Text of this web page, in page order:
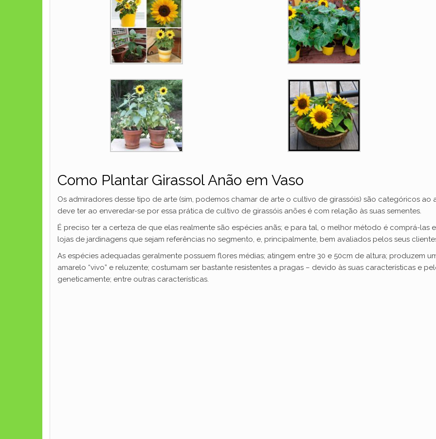
Como Plantar Girassol Anão em Vaso
Os admiradores desse tipo de arte (sim, podemos chamar de arte o cultivo de girassóis) são categóricos
deve ter ao enveredar-se por essa prática de cultivo de girassóis anões é com relação às suas sementes.
É preciso ter a certeza de que elas realmente são espécies anãs; e para tal, o melhor método é comprá-las
lojas de jardinagens que sejam referências no segmento, e, principalmente, bem avaliados pelos seus
As espécies adequadas geralmente possuem flores médias; atingem entre 30 e 50cm de altura; produzem
amarelo “vivo” e reluzente; costumam ser bastante resistentes a pragas – devido às suas características e
geneticamente; entre outras características.